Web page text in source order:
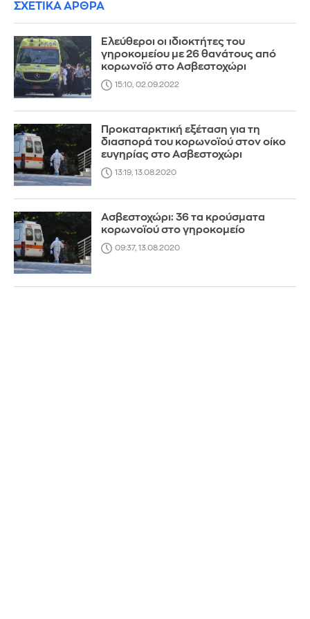
ΣΧΕΤΙΚΑ ΑΡΘΡΑ
Ελεύθεροι οι ιδιοκτήτες του
γηροκομείου με 26 θανάτους από
κορωνοϊό στο Ασβεστοχώρι
15:10, 02.09.2022
Προκαταρκτική εξέταση για τη
διασπορά του κορωνοϊού στον οίκο
ευγηρίας στο Ασβεστοχώρι
13:19, 13.08.2020
Ασβεστοχώρι: 36 τα κρούσματα
κορωνοϊού στο γηροκομείο
09:37, 13.08.2020